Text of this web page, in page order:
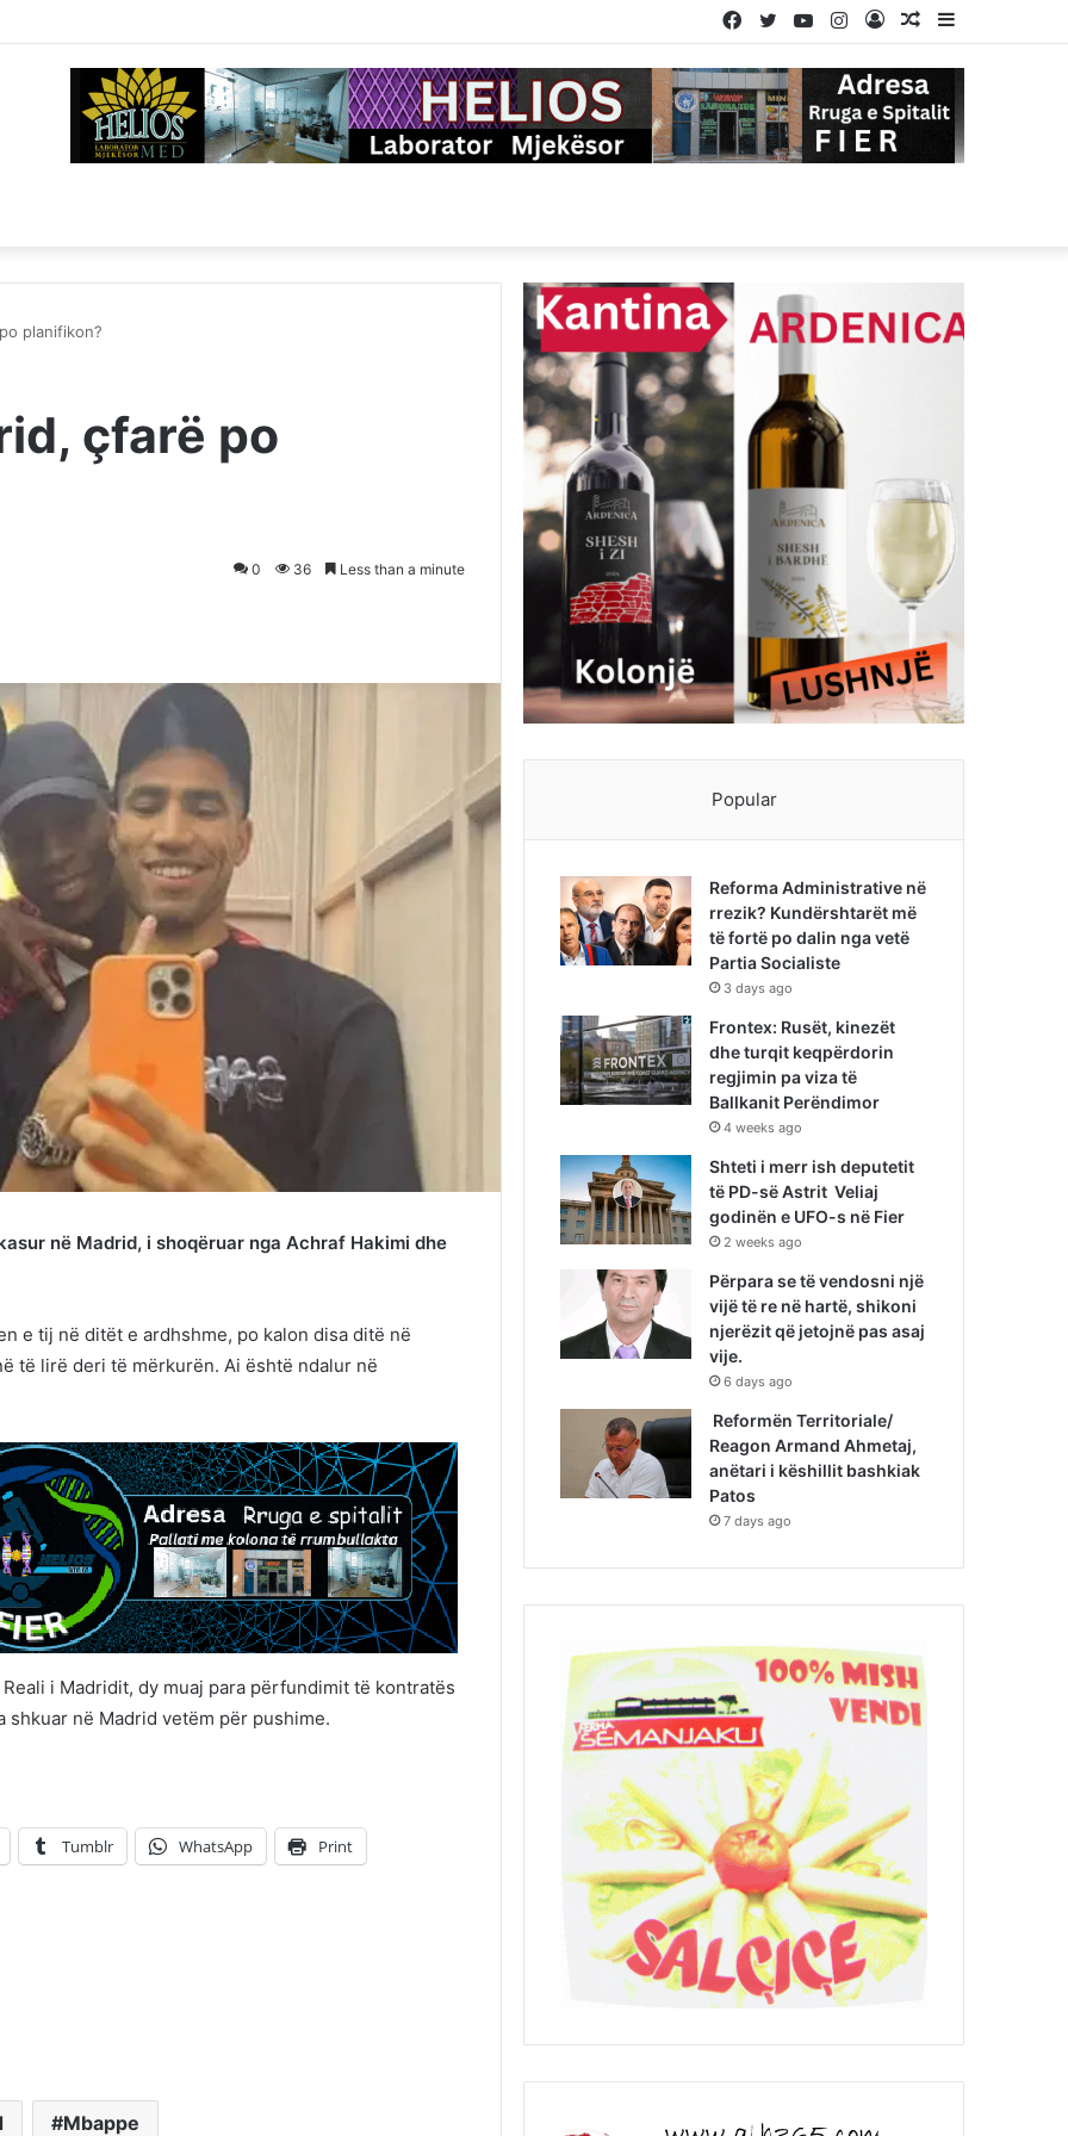
Sidebar
Random
Log
Instagram
YouTube
Twitter
Facebook
planifikon?
çfarë po
0 36 Less than a minute
në Madrid, i shoqëruar nga Achraf Hakimi dhe
e tij në ditët e ardhshme, po kalon disa ditë në
të lirë deri të mërkurën. Ai është ndalur në
i Madridit, dy muaj para përfundimit të kontratës
shkuar në Madrid vetëm për pushime.
Tumblr WhatsApp Print
Mbappe
Popular
Reforma Administrative në
rrezik? Kundërshtarët më
të fortë po dalin nga vetë
Partia Socialiste
3 days ago
Frontex: Rusët, kinezët
dhe turqit keqpërdorin
regjimin pa viza të
Ballkanit Perëndimor
4 weeks ago
Shteti i merr ish deputetit
të PD-së Astrit Veliaj
godinën e UFO-s në Fier
2 weeks ago
Përpara se të vendosni një
vijë të re në hartë, shikoni
njerëzit që jetojnë pas asaj
vije.
6 days ago
Reformën Territoriale/
Reagon Armand Ahmetaj,
anëtari i këshillit bashkiak
Patos
7 days ago